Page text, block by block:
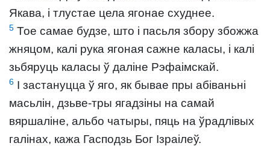
Якава, і тлустае цела ягонае схуднее.
5 Тое самае будзе, што і пасьля збору збожжа
жняцом, калі рука ягоная сажне каласы, і калі
зьбяруць каласы ў даліне Рэфаімскай.
6 І застануцца ў яго, як бывае пры абіваньні
масьлін, дзьве-тры ягадзіны на самай
вяршаліне, альбо чатыры, пяць на ўрадлівых
галінах, кажа Гасподзь Бог Ізраілеў.